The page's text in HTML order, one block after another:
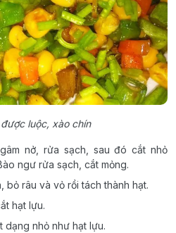
luộc, xào chín
nở, rửa sạch, sau đó cắt nhỏ
ngư rửa sạch, cắt mỏng.
bỏ râu và vỏ rồi tách thành hạt.
hạt lựu.
nhỏ như hạt lựu.